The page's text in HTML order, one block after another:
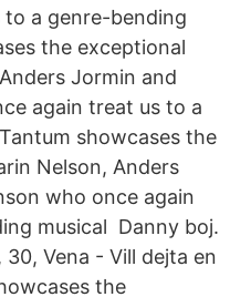
a genre-bending
the exceptional
Jormin and
again treat us to a
showcases the
Nelson, Anders
who once again
musical Danny boj.
30, Vena - Vill dejta en
the